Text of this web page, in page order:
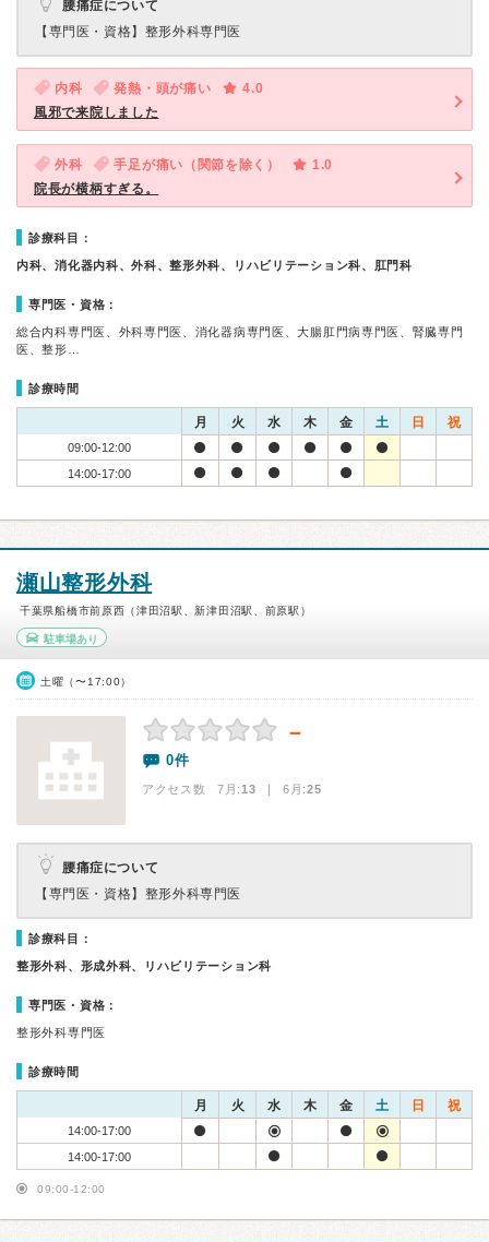
腰痛症について
【専門医・資格】 整形外科専門医
内科 発熱・頭が痛い
4.0
風邪で来院しました
外科 手足が痛い（関節を除く）
1.0
院長が横柄すぎる。
診療科目：
内科、消化器内科、外科、整形外科、リハビリテーション科、肛門科
専門医・資格：
総合内科専門医、外科専門医、消化器病専門医、大腸肛門病専門医、腎臓専門
医、整形…
診療時間
月 火 水 木 金 土 日 祝
09:00-12:00
14:00-17:00
瀬山整形外科
千葉県船橋市前原西（津田沼駅、新津田沼駅、前原駅）
駐車場あり
土曜（〜17:00）
－
0件
アクセス数 7月:13 | 6月:25
腰痛症について
【専門医・資格】 整形外科専門医
診療科目：
整形外科、形成外科、リハビリテーション科
専門医・資格：
整形外科専門医
診療時間
月 火 水 木 金 土 日 祝
14:00-17:00
14:00-17:00
09:00-12:00